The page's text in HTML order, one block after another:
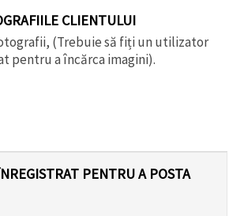
CLIENTULUI
(Trebuie să fiți un utilizator
pentru a încărca imagini).
PENTRU A POSTA